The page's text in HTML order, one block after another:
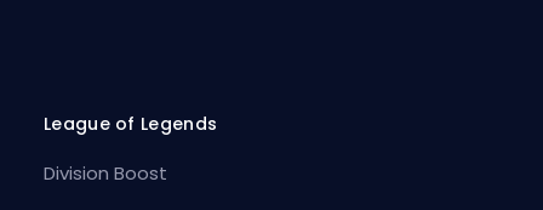
League of Legends
Division Boost